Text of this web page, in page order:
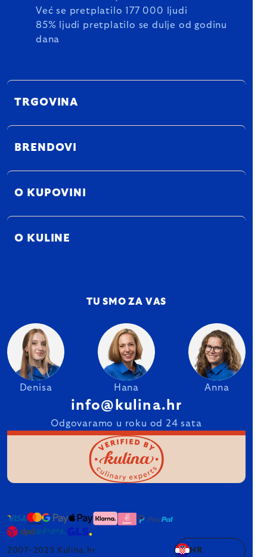
Već se pretplatilo 177 000 ljudi
85% ljudi pretplatilo se dulje od godinu
dana
TRGOVINA
BRENDOVI
O KUPOVINI
O KULINE
TU SMO ZA VAS
Denisa Hana Anna
info@kulina.hr
Odgovaramo u roku od 24 sata
2007–2025 Kulina.hr HR